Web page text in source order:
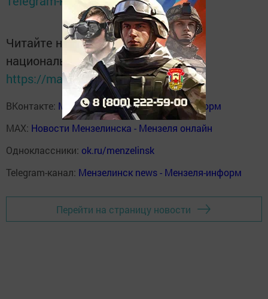
Читайте новости Татарстана в
национальном мессенджере MАХ:
https://max.ru/tatmedia
ВКонтакте: Мензелинск news - Мензеля-информ
MAX: Новости Мензелинска - Мензеля онлайн
Одноклассники: ok.ru/menzelinsk
Telegram-канал: Мензелинск news - Мензеля-информ
Перейти на страницу новости